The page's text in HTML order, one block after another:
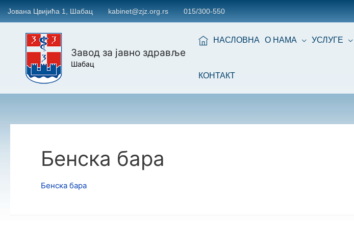
Јована Цвијића 1, Шабац kabinet@zjz.org.rs 015/300-550
Завод за јавно здравље
Шабац
НАСЛОВНА О НАМА УСЛУГЕ
КОНТАКТ
Бенска бара
Бенска бара